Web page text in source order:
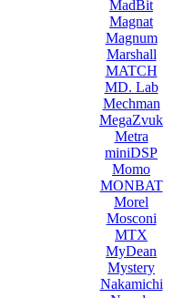
MadBit
Magnat
Magnum
Marshall
MATCH
MD. Lab
Mechman
MegaZvuk
Metra
miniDSP
Momo
MONBAT
Morel
Mosconi
MTX
MyDean
Mystery
Nakamichi